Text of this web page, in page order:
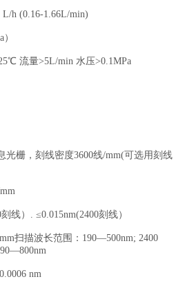
h (0.16-1.66L/min)
流量>5L/min 水压>0.1MPa
光栅，刻线密度3600线/mm(可选用刻线
线）. ≤0.015nm(2400刻线）
扫描波长范围：190—500nm; 2400
nm